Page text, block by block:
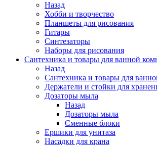
Назад
Хобби и творчество
Планшеты для рисования
Гитары
Синтезаторы
Наборы для рисования
Сантехника и товары для ванной
Назад
Сантехника и товары для
Держатели и стойки для
Дозаторы мыла
Назад
Дозаторы мыла
Сменные блоки
Ершики для унитаза
Насадки для крана